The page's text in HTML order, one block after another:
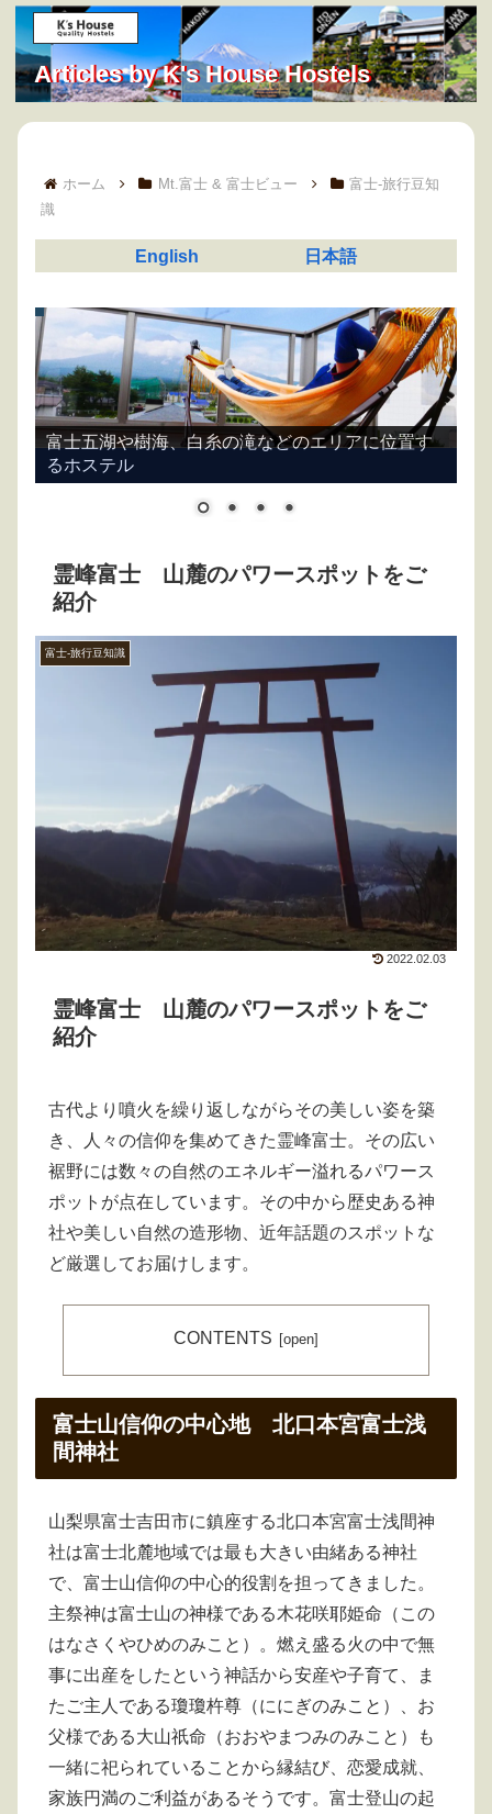
Articles by K's House Hostels
ホーム Mt.富士 & 富士ビュー
富士-旅行豆知
識
English 日本語
>>ケイズハウスMt.富士・ご予約はこちら<<
霊峰富士 山麓のパワースポットをご
紹介
富士-旅行豆知識
2022.02.03
霊峰富士 山麓のパワースポットをご
紹介
古代より噴火を繰り返しながらその美しい姿を築
き、人々の信仰を集めてきた霊峰富士。その広い
裾野には数々の自然のエネルギー溢れるパワース
ポットが点在しています。その中から歴史ある神
社や美しい自然の造形物、近年話題のスポットな
ど厳選してお届けします。
CONTENTS
富士山信仰の中心地 北口本宮富士浅
間神社
山梨県富士吉田市に鎮座する北口本宮富士浅間神
社は富士北麓地域では最も大きい由緒ある神社
で、富士山信仰の中心的役割を担ってきました。
主祭神は富士山の神様である木花咲耶姫命（この
はなさくやひめのみこと）。燃え盛る火の中で無
事に出産をしたという神話から安産や子育て、ま
たご主人である瓊瓊杵尊（ににぎのみこと）、お
父様である大山祇命（おおやまつみのみこと）も
一緒に祀られていることから縁結び、恋愛成就、
家族円満のご利益があるそうです。富士登山の起